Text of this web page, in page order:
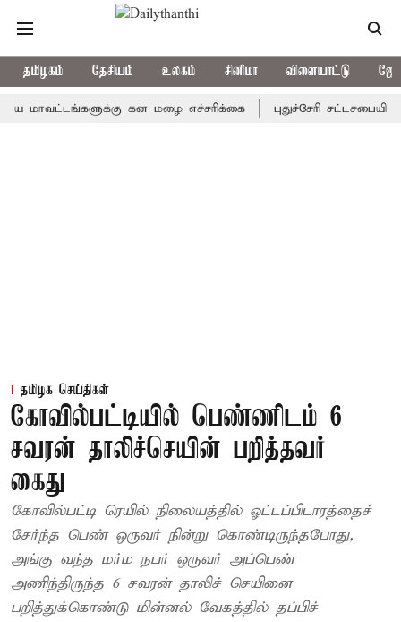
தமிழகம் தேசியம் உலகம் சினிமா விளையாட்டு
கன மழை எச்சரிக்கை புதுச்சேரி சட்டசபையில்
தமிழக செய்திகள்
கோவில்பட்டியில் பெண்ணிடம் 6
சவரன் தாலிச்செயின் பறித்தவர்
கைது
கோவில்பட்டி ரெயில் நிலையத்தில் ஓட்டப்பிடாரத்தைச்
சேர்ந்த பெண் ஒருவர் நின்று கொண்டிருந்தபோது,
அங்கு வந்த மர்ம நபர் ஒருவர் அப்பெண்
அணிந்திருந்த 6 சவரன் தாலிச் செயினை
பறித்துக்கொண்டு மின்னல் வேகத்தில் தப்பிச்